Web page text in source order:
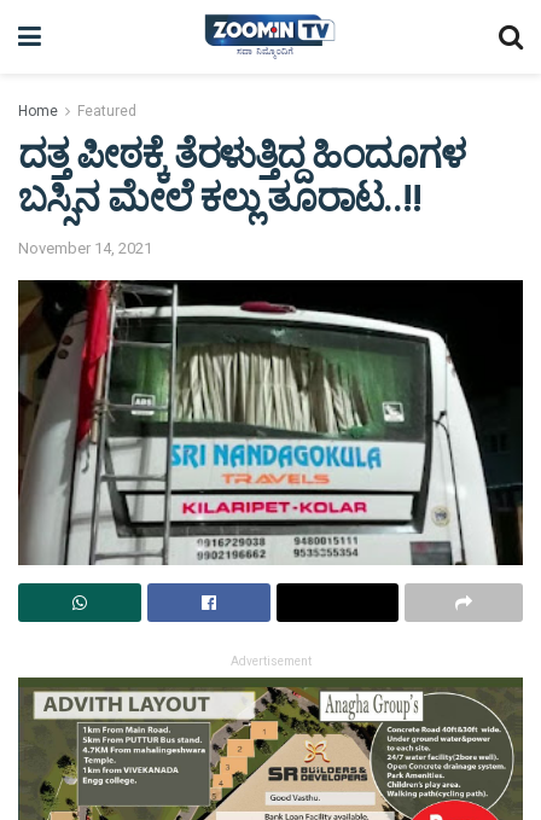
Home Featured
ದತ್ತ ಪೀಠಕ್ಕೆ ತೆರಳುತ್ತಿದ್ದ ಹಿಂದೂಗಳ
ಬಸ್ಸಿನ ಮೇಲೆ ಕಲ್ಲು ತೂರಾಟ..!!
November 14, 2021
Advertisement